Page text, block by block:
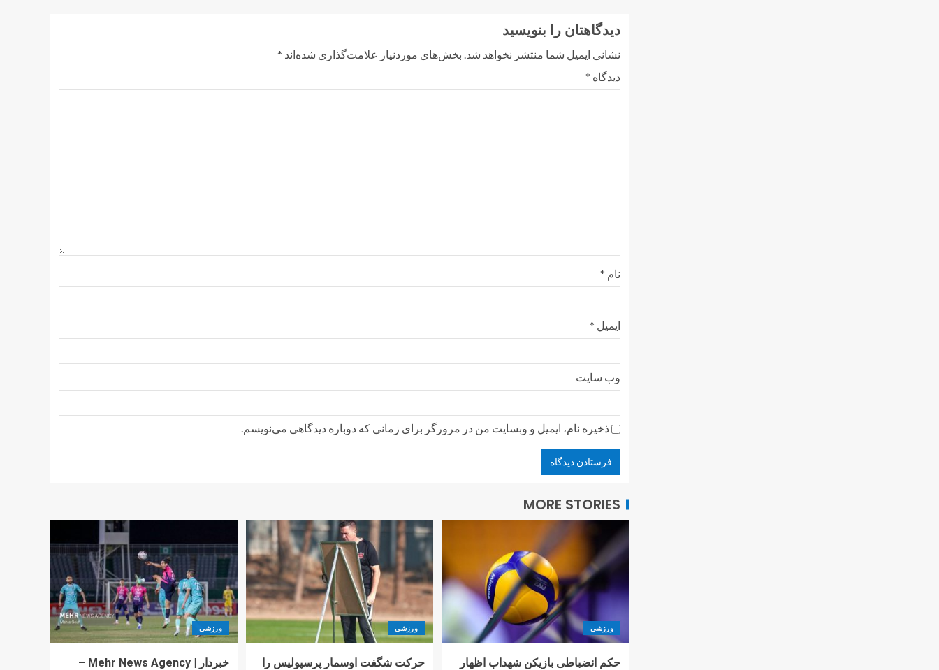
دیدگاهتان را بنویسید
نشانی ایمیل شما منتشر نخواهد شد. بخش‌های موردنیاز علامت‌گذاری شده‌اند *
دیدگاه *
نام *
ایمیل *
وب‌ سایت
ذخیره نام، ایمیل و وبسایت من در مرورگر برای زمانی که دوباره دیدگاهی می‌نویسم.
MORE STORIES
ورزشی
حکم انضباطی بازیکن شهداب اظهار
ورزشی
حرکت شگفت اوسمار پرسپولیس را
ورزشی
خبردار | Mehr News Agency –